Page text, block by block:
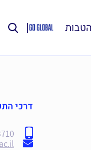
הטבות
דרכי